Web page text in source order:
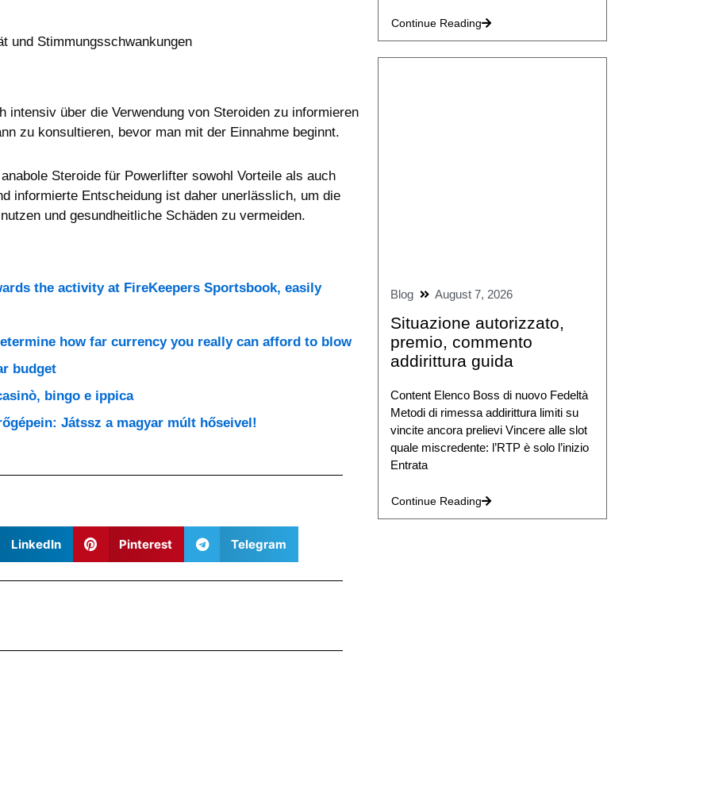
und Stimmungsschwankungen
über die Verwendung von Steroiden zu informieren
zu konsultieren, bevor man mit der Einnahme beginnt.
Steroide für Powerlifter sowohl Vorteile als auch
informierte Entscheidung ist daher unerlässlich, um die
und gesundheitliche Schäden zu vermeiden.
the activity at FireKeepers Sportsbook, easily
how far currency you really can afford to blow
budget
bingo e ippica
Játssz a magyar múlt hőseivel!
LinkedIn Pinterest Telegram
Continue Reading
Blog August 7, 2026
Situazione autorizzato,
premio, commento
addirittura guida
Content Elenco Boss di nuovo Fedeltà
Metodi di rimessa addirittura limiti su
vincite ancora prelievi Vincere alle slot
quale miscredente: l’RTP è solo l’inizio
Entrata
Continue Reading